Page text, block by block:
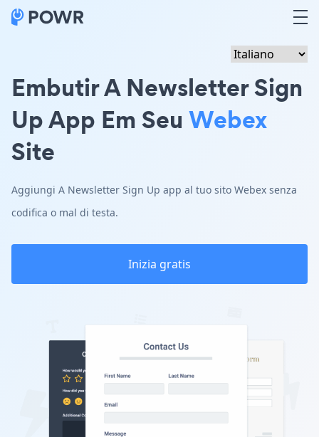
Embutir A Newsletter Sign
Up App Em Seu Webex
Site
Aggiungi A Newsletter Sign Up app al tuo sito Webex senza
codifica o mal di testa.
Inizia gratis